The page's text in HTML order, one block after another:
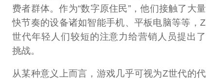
费者群体。作为“数字原住民”，他们接触了大量
快节奏的设备诸如智能手机、平板电脑等等，Z
世代年轻人们较短的注意力给营销人员提出了
挑战。
从某种意义上而言，游戏几乎可视为Z世代的代